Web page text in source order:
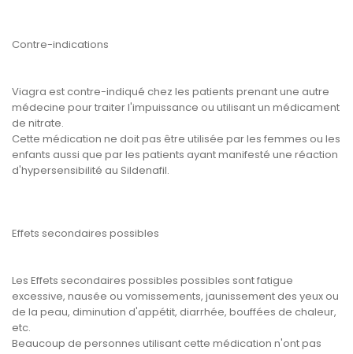
Contre-indications
Viagra est contre-indiqué chez les patients prenant une autre
médecine pour traiter l'impuissance ou utilisant un médicament
de nitrate.
Cette médication ne doit pas être utilisée par les femmes ou les
enfants aussi que par les patients ayant manifesté une réaction
d'hypersensibilité au Sildenafil.
Effets secondaires possibles
Les Effets secondaires possibles possibles sont fatigue
excessive, nausée ou vomissements, jaunissement des yeux ou
de la peau, diminution d'appétit, diarrhée, bouffées de chaleur,
etc.
Beaucoup de personnes utilisant cette médication n'ont pas